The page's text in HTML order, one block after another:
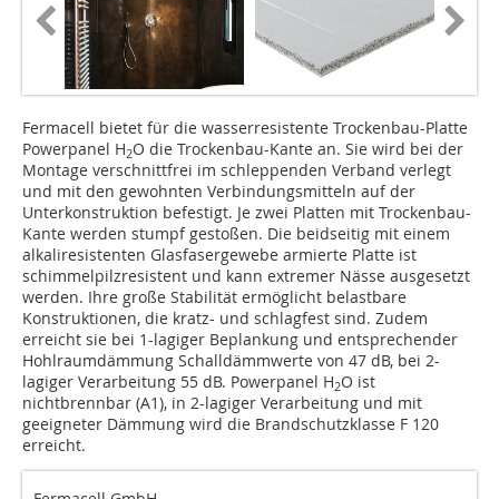
Fermacell bietet für die wasserresistente Trockenbau-Platte
Power­panel H2O die Trockenbau-Kante an. Sie wird bei der
Montage verschnittfrei im schleppenden Verband verlegt
und mit den gewohnten Verbindungsmitteln auf der
Unterkonstruktion befestigt. Je zwei ­Platten mit Trockenbau-
Kante werden stumpf gestoßen. Die beidseitig mit einem
alkaliresistenten Glasfasergewebe armierte Platte ist
schimmelpilzresistent und kann extremer Nässe ausgesetzt
werden. Ihre große Stabilität ermöglicht belastbare
Konstruktionen, die kratz- und schlagfest sind. Zudem
erreicht sie bei 1-lagiger Beplankung und entsprechender
Hohlraumdämmung Schalldämmwerte von 47 dB, bei 2-
lagiger Verarbeitung 55 dB. Powerpanel H2O ist
nichtbrennbar (A1), in 2-lagiger Verarbeitung und mit
geeigneter Dämmung wird die Brandschutzklasse F 120
erreicht.